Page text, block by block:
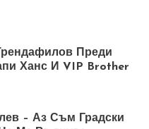
Преди
Ханс И VIP Brother
– Аз Съм Градски